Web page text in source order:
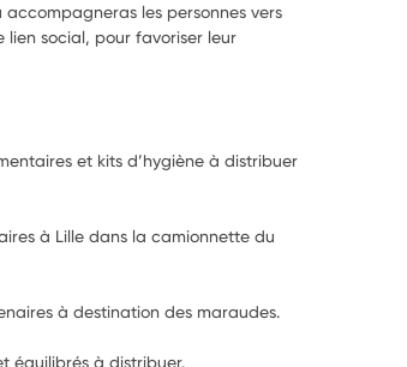
accompagneras les personnes vers
social, pour favoriser leur
et kits d’hygiène à distribuer
à Lille dans la camionnette du
à destination des maraudes.
équilibrés à distribuer.